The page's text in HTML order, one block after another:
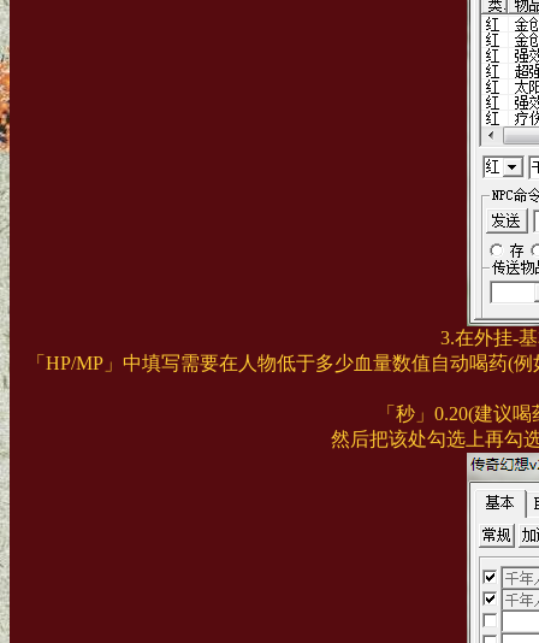
3.在外挂-
「HP/MP」中填写需要在人物低于多少血量数值自动喝药(
「秒」0.20(建议
然后把该处勾选上再勾